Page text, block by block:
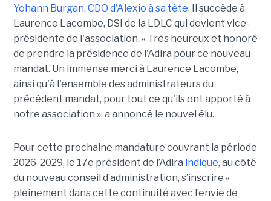
Yohann Burgan, CDO d'Alexio à sa tête. Il succède à
Laurence Lacombe, DSI de la LDLC qui devient vice-
présidente de l'association. « Très heureux et honoré
de prendre la présidence de l'Adira pour ce nouveau
mandat. Un immense merci à Laurence Lacombe,
ainsi qu'à l'ensemble des administrateurs du
précédent mandat, pour tout ce qu'ils ont apporté à
notre association », a annoncé le nouvel élu.
Pour cette prochaine mandature couvrant la période
2026-2029, le 17e président de l’Adira indique, au côté
du nouveau conseil d’administration, s’inscrire «
pleinement dans cette continuité avec l’envie de